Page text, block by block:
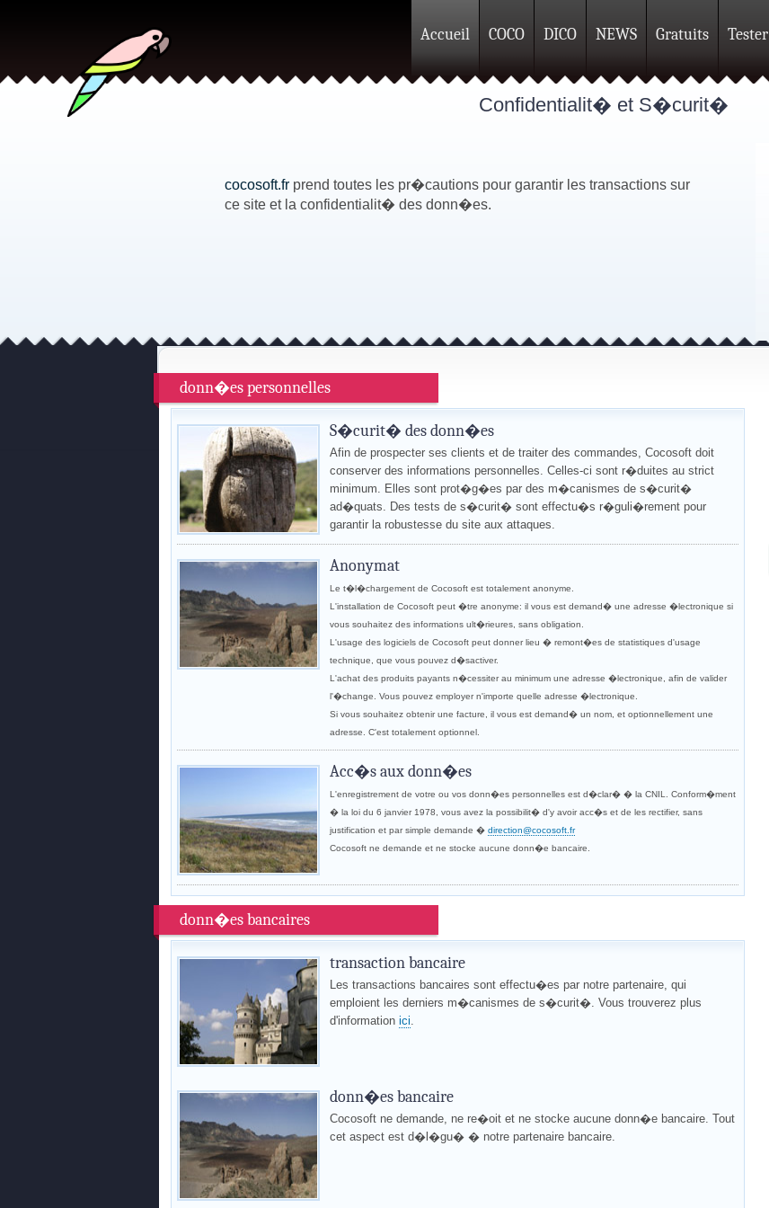
Accueil COCO DICO NEWS Gratuits Tester
Confidentialit� et S�curit�
cocosoft.fr prend toutes les pr�cautions pour garantir les transactions sur
ce site et la confidentialit� des donn�es.
donn�es personnelles
S�curit� des donn�es
Afin de prospecter ses clients et de traiter des commandes, Cocosoft doit
conserver des informations personnelles. Celles-ci sont r�duites au strict
minimum. Elles sont prot�g�es par des m�canismes de s�curit�
ad�quats. Des tests de s�curit� sont effectu�s r�guli�rement pour
garantir la robustesse du site aux attaques.
Anonymat
Le t�l�chargement de Cocosoft est totalement anonyme.
L'installation de Cocosoft peut �tre anonyme: il vous est demand� une adresse �lectronique si
vous souhaitez des informations ult�rieures, sans obligation.
L'usage des logiciels de Cocosoft peut donner lieu � remont�es de statistiques d'usage
technique, que vous pouvez d�sactiver.
L'achat des produits payants n�cessiter au minimum une adresse �lectronique, afin de valider
l'�change. Vous pouvez employer n'importe quelle adresse �lectronique.
Si vous souhaitez obtenir une facture, il vous est demand� un nom, et optionnellement une
adresse. C'est totalement optionnel.
Acc�s aux donn�es
L'enregistrement de votre ou vos donn�es personnelles est d�clar� � la CNIL. Conform�ment
� la loi du 6 janvier 1978, vous avez la possibilit� d'y avoir acc�s et de les rectifier, sans
justification et par simple demande � direction@cocosoft.fr
Cocosoft ne demande et ne stocke aucune donn�e bancaire.
donn�es bancaires
transaction bancaire
Les transactions bancaires sont effectu�es par notre partenaire, qui
emploient les derniers m�canismes de s�curit�. Vous trouverez plus
d'information ici
donn�es bancaire
Cocosoft ne demande, ne re�oit et ne stocke aucune donn�e bancaire. Tout
cet aspect est d�l�gu� � notre partenaire bancaire.